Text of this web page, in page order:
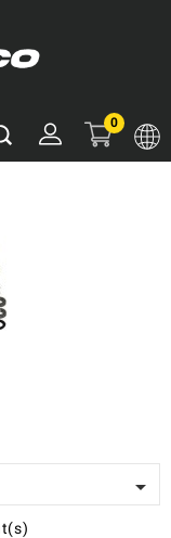
0
